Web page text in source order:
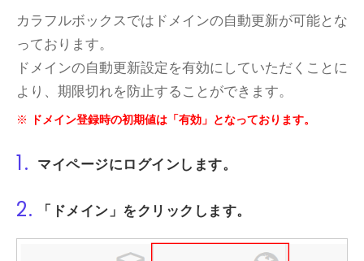
カラフルボックスではドメインの自動更新が可能とな
っております。
ドメインの自動更新設定を有効にしていただくことに
より、期限切れを防止することができます。
ドメイン登録時の初期値は「有効」となっております。
1. マイページにログインします。
2. 「ドメイン」 をクリックします。